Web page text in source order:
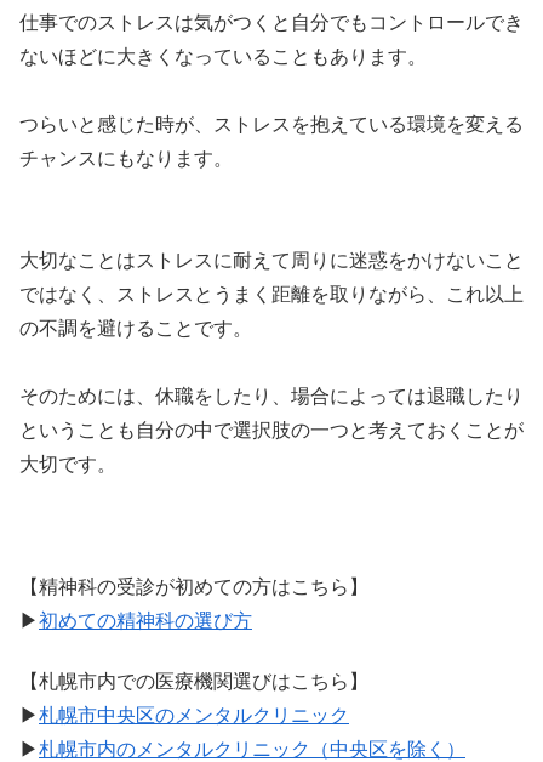
仕事でのストレスは気がつくと自分でもコントロールでき
ないほどに大きくなっていることもあります。
つらいと感じた時が、ストレスを抱えている環境を変える
チャンスにもなります。
大切なことはストレスに耐えて周りに迷惑をかけないこと
ではなく、ストレスとうまく距離を取りながら、これ以上
の不調を避けることです。
そのためには、休職をしたり、場合によっては退職したり
ということも自分の中で選択肢の一つと考えておくことが
大切です。
【精神科の受診が初めての方はこちら】
▶︎初めての精神科の選び方
【札幌市内での医療機関選びはこちら】
▶︎札幌市中央区のメンタルクリニック
▶︎札幌市内のメンタルクリニック（中央区を除く）